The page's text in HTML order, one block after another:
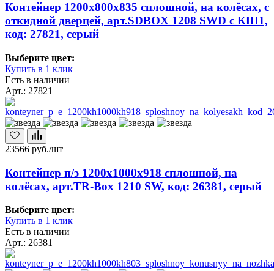
Контейнер 1200х800х835 сплошной, на колёсах, с
откидной дверцей, арт.SDBOX 1208 SWD с КШ1,
код: 27821, серый
Выберите цвет:
Купить в 1 клик
Есть в наличии
Арт.: 27821
23566 руб./шт
Контейнер п/э 1200х1000х918 сплошной, на
колёсах, арт.TR-Box 1210 SW, код: 26381, серый
Выберите цвет:
Купить в 1 клик
Есть в наличии
Арт.: 26381